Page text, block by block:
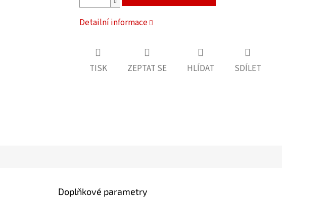
Detailní informace
TISK ZEPTAT SE HLÍDAT SDÍLET
Doplňkové parametry